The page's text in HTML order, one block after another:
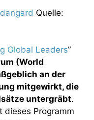
Quelle:
Global Leaders”
(World
an der
mitgewirkt, die
untergräbt.
dieses Programm